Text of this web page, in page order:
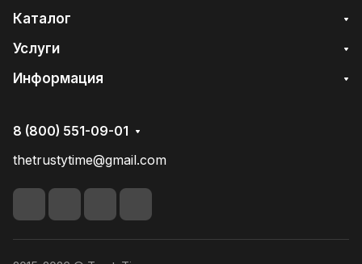
Каталог
Услуги
Информация
8 (800) 551-09-01
thetrustytime@gmail.com